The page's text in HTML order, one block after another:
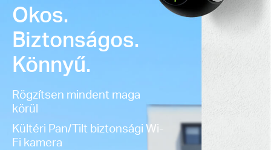
Okos.
Biztonságos.
Könnyű.
Rögzítsen mindent maga
körül
Kültéri Pan/Tilt biztonsági Wi-
Fi kamera